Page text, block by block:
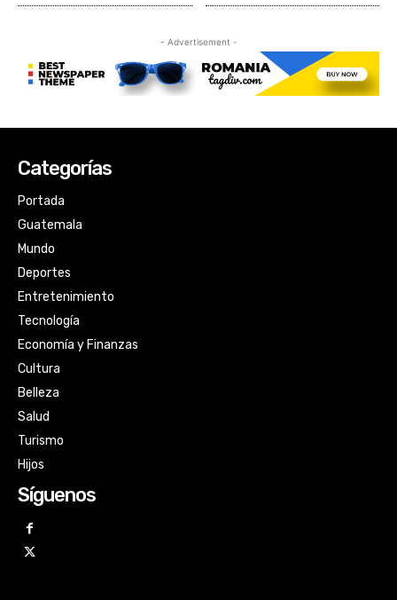
Categorías
Portada
Guatemala
Mundo
Deportes
Entretenimiento
Tecnología
Economía y Finanzas
Cultura
Belleza
Salud
Turismo
Hijos
Síguenos